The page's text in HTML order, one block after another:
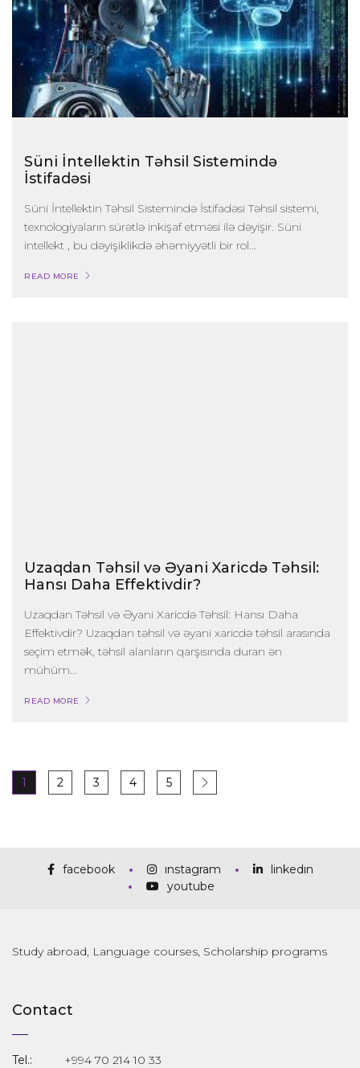
Süni İntellektin Təhsil Sistemində
İstifadəsi
Süni İntellektin Təhsil Sistemində İstifadəsi Təhsil sistemi,
texnologiyaların sürətlə inkişaf etməsi ilə dəyişir. Süni
intellekt , bu dəyişiklikdə əhəmiyyətli bir rol...
READ MORE
Uzaqdan Təhsil və Əyani Xaricdə Təhsil:
Hansı Daha Effektivdir?
Uzaqdan Təhsil və Əyani Xaricdə Təhsil: Hansı Daha
Effektivdir? Uzaqdan təhsil və əyani xaricdə təhsil arasında
seçim etmək, təhsil alanların qarşısında duran ən
mühüm...
READ MORE
1 2 3 4 5
facebook instagram
linkedin
youtube
Study abroad, Language courses, Scholarship programs
Contact
Tel.: +994 70 214 10 33